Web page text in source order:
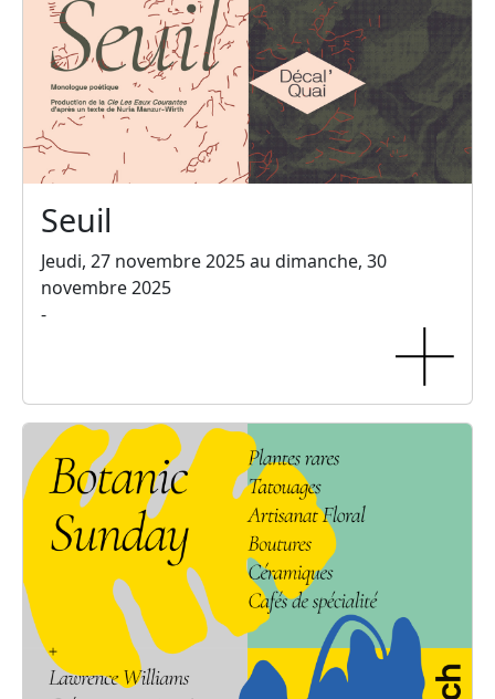
Seuil
Jeudi, 27 novembre 2025 au dimanche, 30
novembre 2025
-